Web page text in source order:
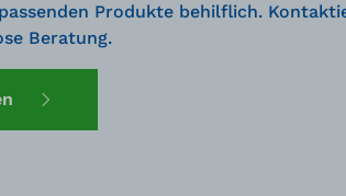
Produkte behilflich.
Beratung.